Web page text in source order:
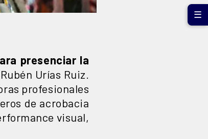
presenciar la
Urías Ruiz.
profesionales
de acrobacia
visual,
☰